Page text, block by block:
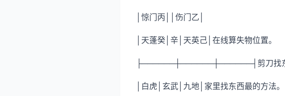
│惊门丙││伤门乙│
│天蓬癸│辛│天英己│在线算失物位置。
├──────┼──────┼──────┤剪刀找东
│白虎│玄武│九地│家里找东西最的方法。